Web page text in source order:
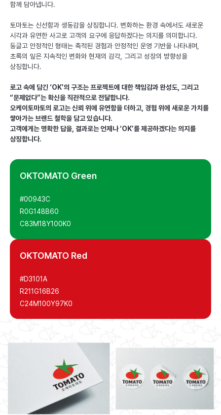
함께 담아냅니다.
토마토는 신선함과 생동감을 상징합니다. 변화하는 환경 속에서도 새로운
시각과 유연한 사고로 고객의 요구에 응답하겠다는 의지를 의미합니다.
둥글고 안정적인 형태는 축적된 경험과 안정적인 운영 기반을 나타내며,
초록의 잎은 지속적인 변화와 현재의 감각, 그리고 성장의 방향성을
상징합니다.
로고 속에 담긴 ‘OK’의 구조는 프로젝트에 대한 책임감과 완성도, 그리고
“문제없다”는 확신을 직관적으로 전달합니다.
오케이토마토의 로고는 신뢰 위에 유연함을 더하고, 경험 위에 새로운 가치를
쌓아가는 브랜드 철학을 담고 있습니다.
고객에게는 명확한 답을, 결과로는 언제나 ‘OK’를 제공하겠다는 의지를
상징합니다.
OKTOMATO Green
#00943C
R0G148B60
C83M18Y100K0
OKTOMATO Red
#D3101A
R211G16B26
C24M100Y97K0